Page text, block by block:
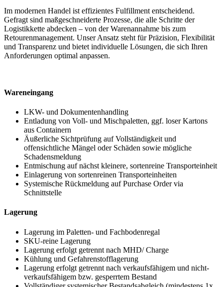
Im modernen Handel ist effizientes Fulfillment entscheidend.
Gefragt sind maßgeschneiderte Prozesse, die alle Schritte der
Logistikkette abdecken – von der Warenannahme bis zum
Retourenmanagement. Unser Ansatz steht für Präzision, Flexibilität
und Transparenz und bietet individuelle Lösungen, die sich Ihren
Anforderungen optimal anpassen.
Wareneingang
LKW- und Dokumentenhandling
Entladung von Voll- und Mischpaletten, ggf. loser Kartons
aus Containern
Äußerliche Sichtprüfung auf Vollständigkeit und
offensichtliche Mängel oder Schäden sowie mögliche
Schadensmeldung
Entmischung auf nächst kleinere, sortenreine Transporteinheit
Einlagerung von sortenreinen Transporteinheiten
Systemische Rückmeldung auf Purchase Order via
Schnittstelle
Lagerung
Lagerung im Paletten- und Fachbodenregal
SKU-reine Lagerung
Lagerung erfolgt getrennt nach MHD/ Charge
Kühlung und Gefahrenstofflagerung
Lagerung erfolgt getrennt nach verkaufsfähigem und nicht-
verkaufsfähigem bzw. gesperrtem Bestand